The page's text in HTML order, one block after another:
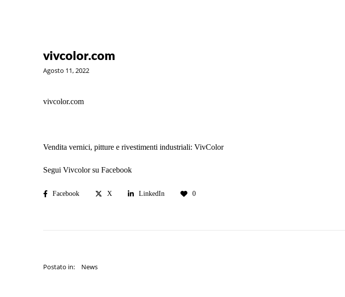
vivcolor.com
Agosto 11, 2022
vivcolor.com
Vendita vernici, pitture e rivestimenti industriali: VivColor
Segui Vivcolor su Facebook
Facebook X LinkedIn 0
Postato in: News